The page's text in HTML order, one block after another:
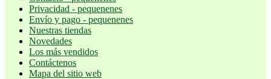
Privacidad - pequenenes
Envío y pago - pequenenes
Nuestras tiendas
Novedades
Los más vendidos
Contáctenos
Mapa del sitio web